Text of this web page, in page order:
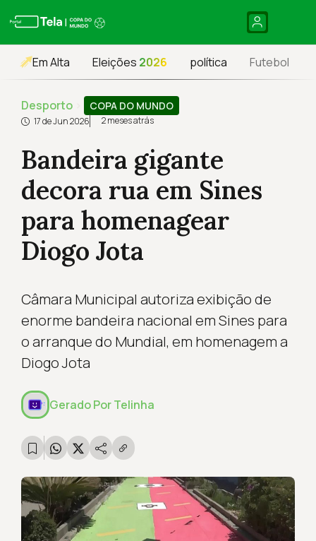
Em Alta Eleições 2026 política Futebol
Desporto› COPA DO MUNDO
17 de Jun 2026 2 meses atrás
Bandeira gigante
decora rua em Sines
para homenagear
Diogo Jota
Câmara Municipal autoriza exibição de
enorme bandeira nacional em Sines para
o arranque do Mundial, em homenagem a
Diogo Jota
Gerado PorTelinha